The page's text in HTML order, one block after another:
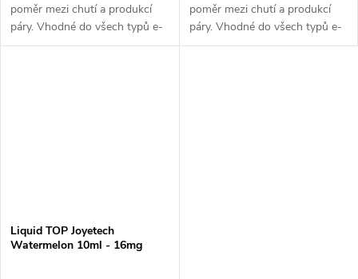
poměr mezi chutí a produkcí
páry. Vhodné do všech typů e-
cigaret
poměr mezi chutí a produkcí
páry. Vhodné do všech typů e-
cigaret
Liquid TOP Joyetech
Watermelon 10ml - 16mg